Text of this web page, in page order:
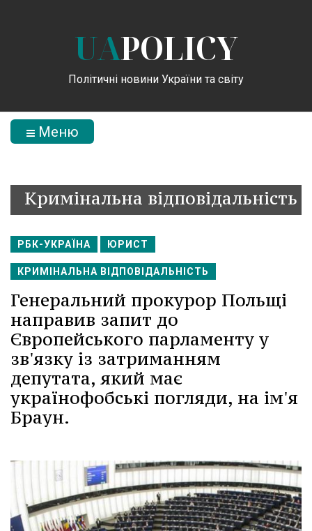
UAPOLICY
Політичні новини України та світу
Меню
Кримінальна відповідальність
РБК-УКРАЇНА ЮРИСТ
КРИМІНАЛЬНА ВІДПОВІДАЛЬНІСТЬ
Генеральний прокурор Польщі
направив запит до
Європейського парламенту у
зв'язку із затриманням
депутата, який має
українофобські погляди, на ім'я
Браун.